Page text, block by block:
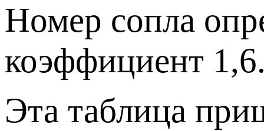
Номер сопла
коэффициент
Эта таблица